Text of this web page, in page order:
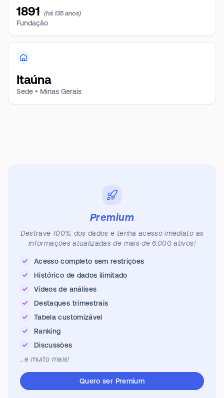
1891 (há 135 anos)
Fundação
Itaúna
Sede • Minas Gerais
Premium
Destrave 100% dos dados e tenha acesso imediato as
informações atualizadas de mais de 6.000 ativos!
Acesso completo sem restrições
Histórico de dados ilimitado
Vídeos de análises
Destaques trimestrais
Tabela customizável
Ranking
Discussões
...e muito mais!
Quero ser Premium